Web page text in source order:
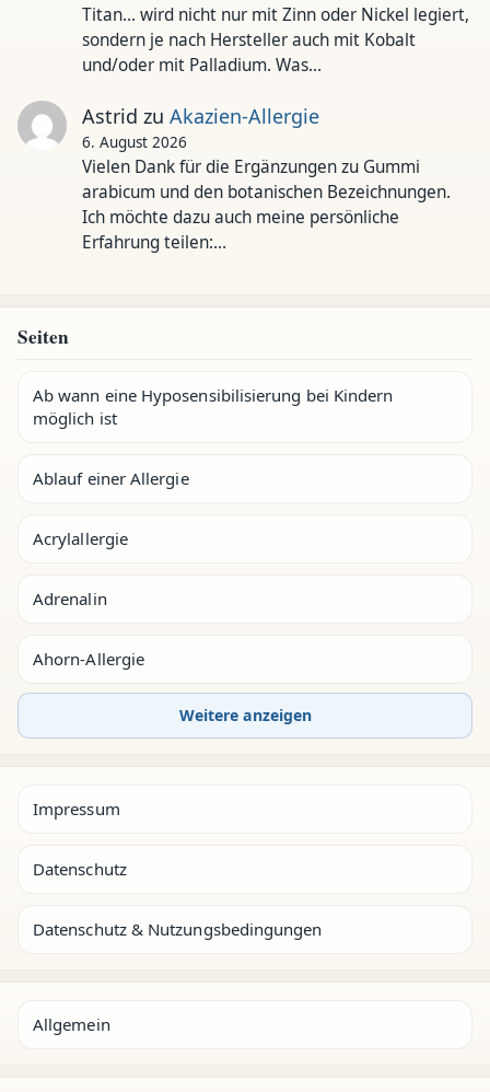
Titan... wird nicht nur mit Zinn oder Nickel legiert,
sondern je nach Hersteller auch mit Kobalt
und/oder mit Palladium. Was…
Astrid zu Akazien-Allergie
6. August 2026
Vielen Dank für die Ergänzungen zu Gummi
arabicum und den botanischen Bezeichnungen.
Ich möchte dazu auch meine persönliche
Erfahrung teilen:…
Seiten
Ab wann eine Hyposensibilisierung bei Kindern
möglich ist
Ablauf einer Allergie
Acrylallergie
Adrenalin
Ahorn-Allergie
Weitere anzeigen
Impressum
Datenschutz
Datenschutz & Nutzungsbedingungen
Allgemein